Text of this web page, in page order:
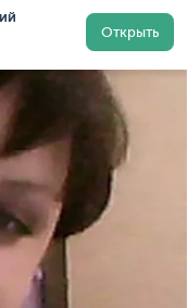
Открыть
Няни у метро